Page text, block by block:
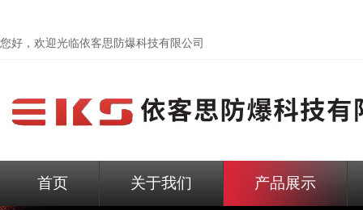
您好，欢迎光临依客思防爆科技有限公司
首页 关于我们 产品展示